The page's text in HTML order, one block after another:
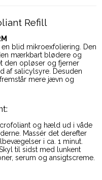
Refill
blid mikroexfoliering. Den
mærkbart blødere og
den opløser og fjerner
af salicylsyre. Desuden
mere jævn og
og hæld ud i våde
Massér det derefter
i ca. 1 minut.
til sidst med lunkent
serum og ansigtscreme.